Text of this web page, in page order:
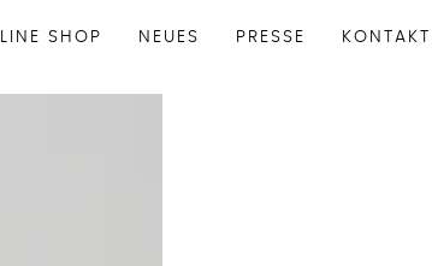
SHOP NEUES PRESSE KONTAKT